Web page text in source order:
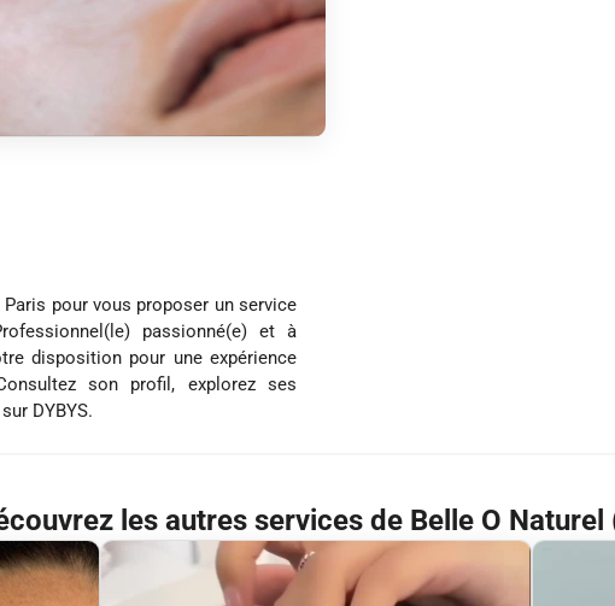
pour vous proposer un service
passionné(e) et à
disposition pour une expérience
son profil, explorez ses
DYBYS.
les autres services de Belle O Naturel